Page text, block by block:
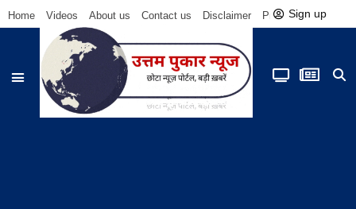
Home Videos About us Contact us Disclaimer Privacy Policy
Sign up